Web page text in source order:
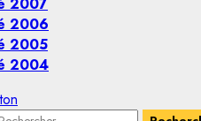
2006
2005
2004